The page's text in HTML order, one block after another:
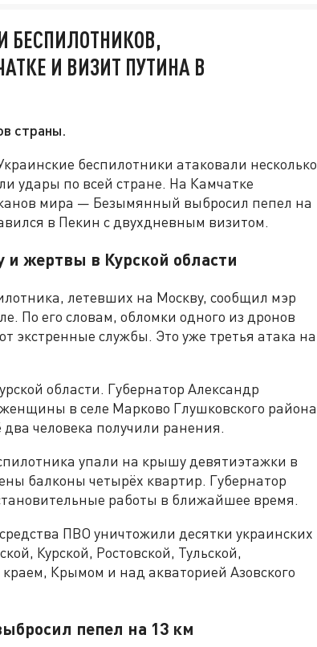
БЕСПИЛОТНИКОВ,
И ВИЗИТ ПУТИНА В
страны.
беспилотники атаковали несколько
удары по всей стране. На Камчатке
мира — Безымянный выбросил пепел на
в Пекин с двухдневным визитом.
жертвы в Курской области
летевших на Москву, сообщил мэр
По его словам, обломки одного из дронов
экстренные службы. Это уже третья атака на
области. Губернатор Александр
в селе Марково Глушковского района
человека получили ранения.
упали на крышу девятиэтажки в
балконы четырёх квартир. Губернатор
работы в ближайшее время.
ПВО уничтожили десятки украинских
Курской, Ростовской, Тульской,
Крымом и над акваторией Азовского
пепел на 13 км